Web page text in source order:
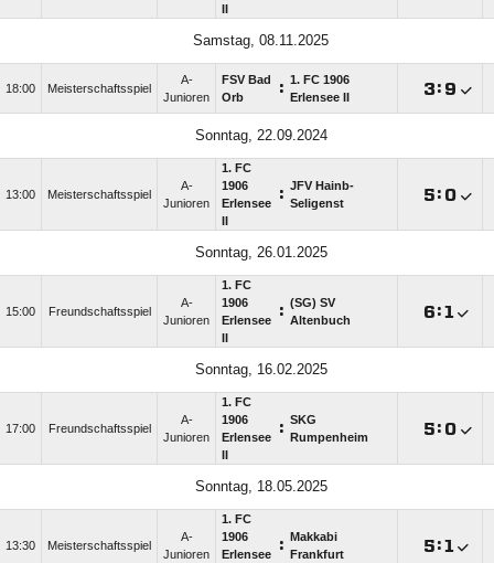
Samstag, 08.11.2025
18:00 Meisterschaftsspiel
A-
Junioren
FSV Bad
Orb
: 1. FC 1906
Erlensee II
: 
Sonntag, 22.09.2024
13:00 Meisterschaftsspiel
A-
Junioren
1. FC
1906
Erlensee
: JFV Hainb-
Seligenst
: 
Sonntag, 26.01.2025
15:00 Freundschaftsspiel
A-
Junioren
1. FC
1906
Erlensee
: (SG) SV
Altenbuch
:
Sonntag, 16.02.2025
17:00 Freundschaftsspiel
A-
Junioren
1. FC
1906
Erlensee
: SKG
Rumpenheim
: 
Sonntag, 18.05.2025
13:30 Meisterschaftsspiel
A-
Junioren
1. FC
1906
Erlensee
:
Makkabi
Frankfurt
: